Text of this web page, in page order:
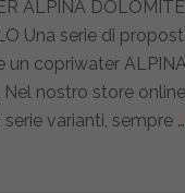
ALPINA
Una serie di
un copriwater
Nel nostro store
varianti, sempre …